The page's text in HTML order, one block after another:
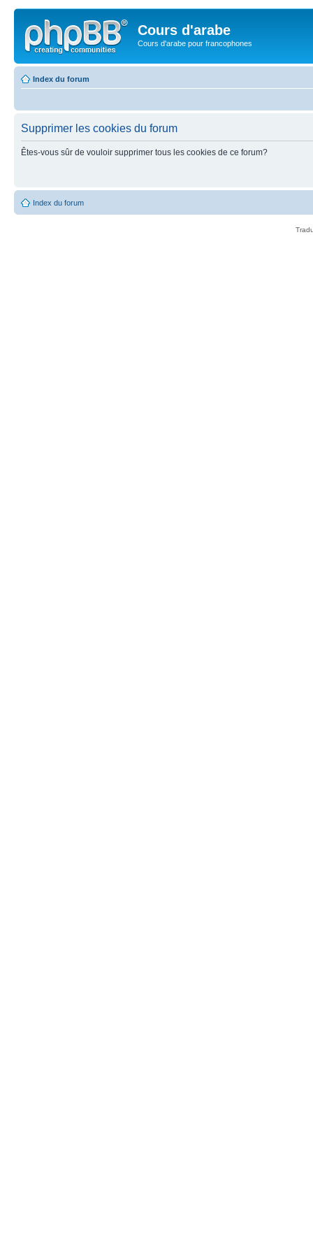
Cours d'arabe
Cours d'arabe pour francophones
Index du forum
Supprimer les cookies du forum
Êtes-vous sûr de vouloir supprimer tous les cookies de ce forum?
Index du forum